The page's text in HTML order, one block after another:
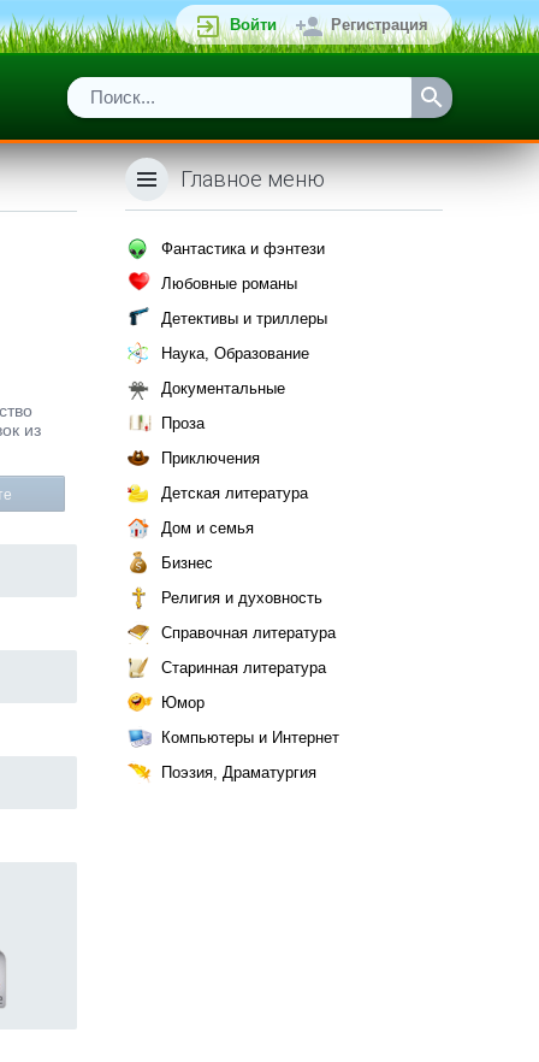
Войти Регистрация
из
Главное меню
Фантастика и фэнтези
Любовные романы
Детективы и триллеры
Наука, Образование
Документальные
Проза
Приключения
Детская литература
Дом и семья
Бизнес
Религия и духовность
Справочная литература
Старинная литература
Юмор
Компьютеры и Интернет
Поэзия, Драматургия